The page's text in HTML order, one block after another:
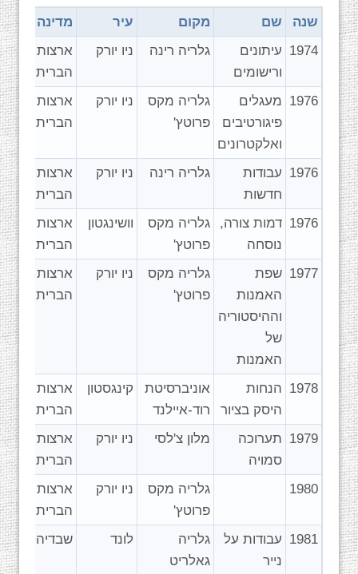
שנה שם מקום עיר
מדינה
1974 עיתונים
ורישומים
גלריה רינה ניו יורק
ארצות
הברית
1976 מעגלים
פיגורטיבים
ואלקטרונים
גלריה מקס
פרוטץ'
ניו יורק
ארצות
הברית
1976 עבודות
חדשות
גלריה רינה ניו יורק
ארצות
הברית
1976 דמות צורה,
נוסחה
גלריה מקס
פרוטץ'
וושינגטון
ארצות
הברית
1977 שפת
האמנות
וההיסטוריה
של
האמנות
גלריה מקס
פרוטץ'
ניו יורק
ארצות
הברית
1978 הנחות
היסק בציור
אוניברסיטת
רוד-איילנד
קינגסטון
ארצות
הברית
1979 תערוכה
סמויה
מלון צ'לסי ניו יורק
ארצות
הברית
1980
גלריה מקס
פרוטץ'
ניו יורק
ארצות
הברית
1981 עבודות על
נייר
גלריה
גאלריט
לונד שבדיה